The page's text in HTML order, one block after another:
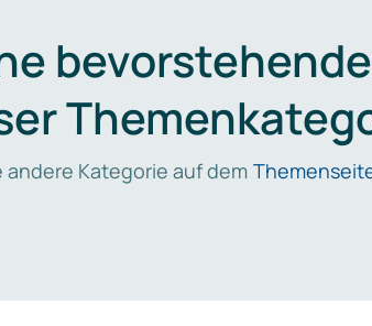
andere Kategorie auf dem